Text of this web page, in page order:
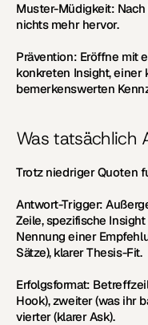
Muster-Müdigkeit:
nichts mehr hervor.
Prävention: Eröffne mit
konkreten Insight, einer
bemerkenswerten
Was tatsächlich
Trotz niedriger Quoten
Antwort-Trigger:
Zeile, spezifische
Nennung einer
Sätze), klarer Thesis-Fit.
Erfolgsformat:
Hook), zweiter (was ihr
vierter (klarer Ask).